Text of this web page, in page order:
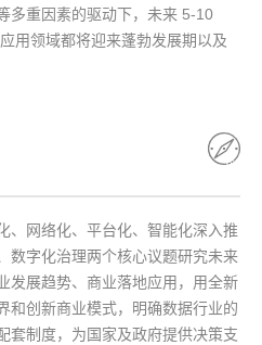
多重因素的驱动下，未来 5-10
用领域都将迎来蓬勃发展期以及
、网络化、平台化、智能化深入推
数字化治理两个核心议题研究未来
发展趋势、商业落地应用，用全新
和创新商业模式，明确数据行业的
套制度，为国家及政府提供决策支